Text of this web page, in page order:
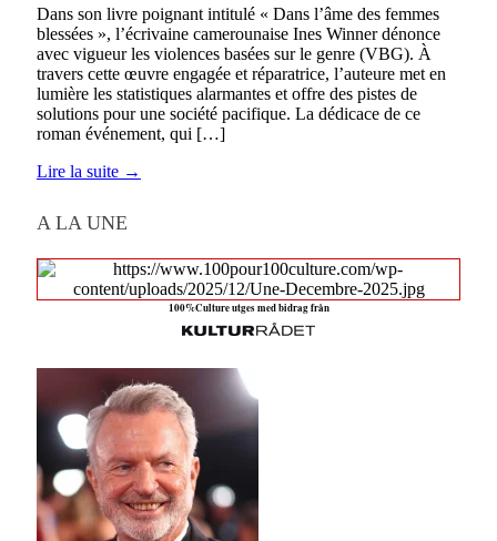
Dans son livre poignant intitulé « Dans l’âme des femmes
blessées », l’écrivaine camerounaise Ines Winner dénonce
avec vigueur les violences basées sur le genre (VBG). À
travers cette œuvre engagée et réparatrice, l’auteure met en
lumière les statistiques alarmantes et offre des pistes de
solutions pour une société pacifique. La dédicace de ce
roman événement, qui […]
Lire la suite →
A LA UNE
100%Culture utges med bidrag från